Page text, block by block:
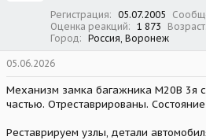
Регистрация 05.07.2005
Оценка реакций
1 873 Возраст
Город
Россия, Воронеж
05.06.2026
Механизм замка багажника М20В 3я
частью. Отреставрированы.
Реставрируем узлы, детали